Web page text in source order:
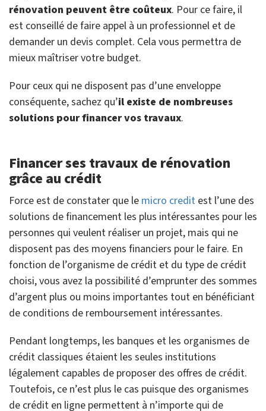
rénovation peuvent être coûteux. Pour ce faire, il
est conseillé de faire appel à un professionnel et de
demander un devis complet. Cela vous permettra de
mieux maîtriser votre budget.
Pour ceux qui ne disposent pas d’une enveloppe
conséquente, sachez qu’il existe de nombreuses
solutions pour financer vos travaux.
Financer ses travaux de rénovation
grâce au crédit
Force est de constater que le micro credit est l’une des
solutions de financement les plus intéressantes pour les
personnes qui veulent réaliser un projet, mais qui ne
disposent pas des moyens financiers pour le faire. En
fonction de l’organisme de crédit et du type de crédit
choisi, vous avez la possibilité d’emprunter des sommes
d’argent plus ou moins importantes tout en bénéficiant
de conditions de remboursement intéressantes.
Pendant longtemps, les banques et les organismes de
crédit classiques étaient les seules institutions
légalement capables de proposer des offres de crédit.
Toutefois, ce n’est plus le cas puisque des organismes
de crédit en ligne permettent à n’importe qui de